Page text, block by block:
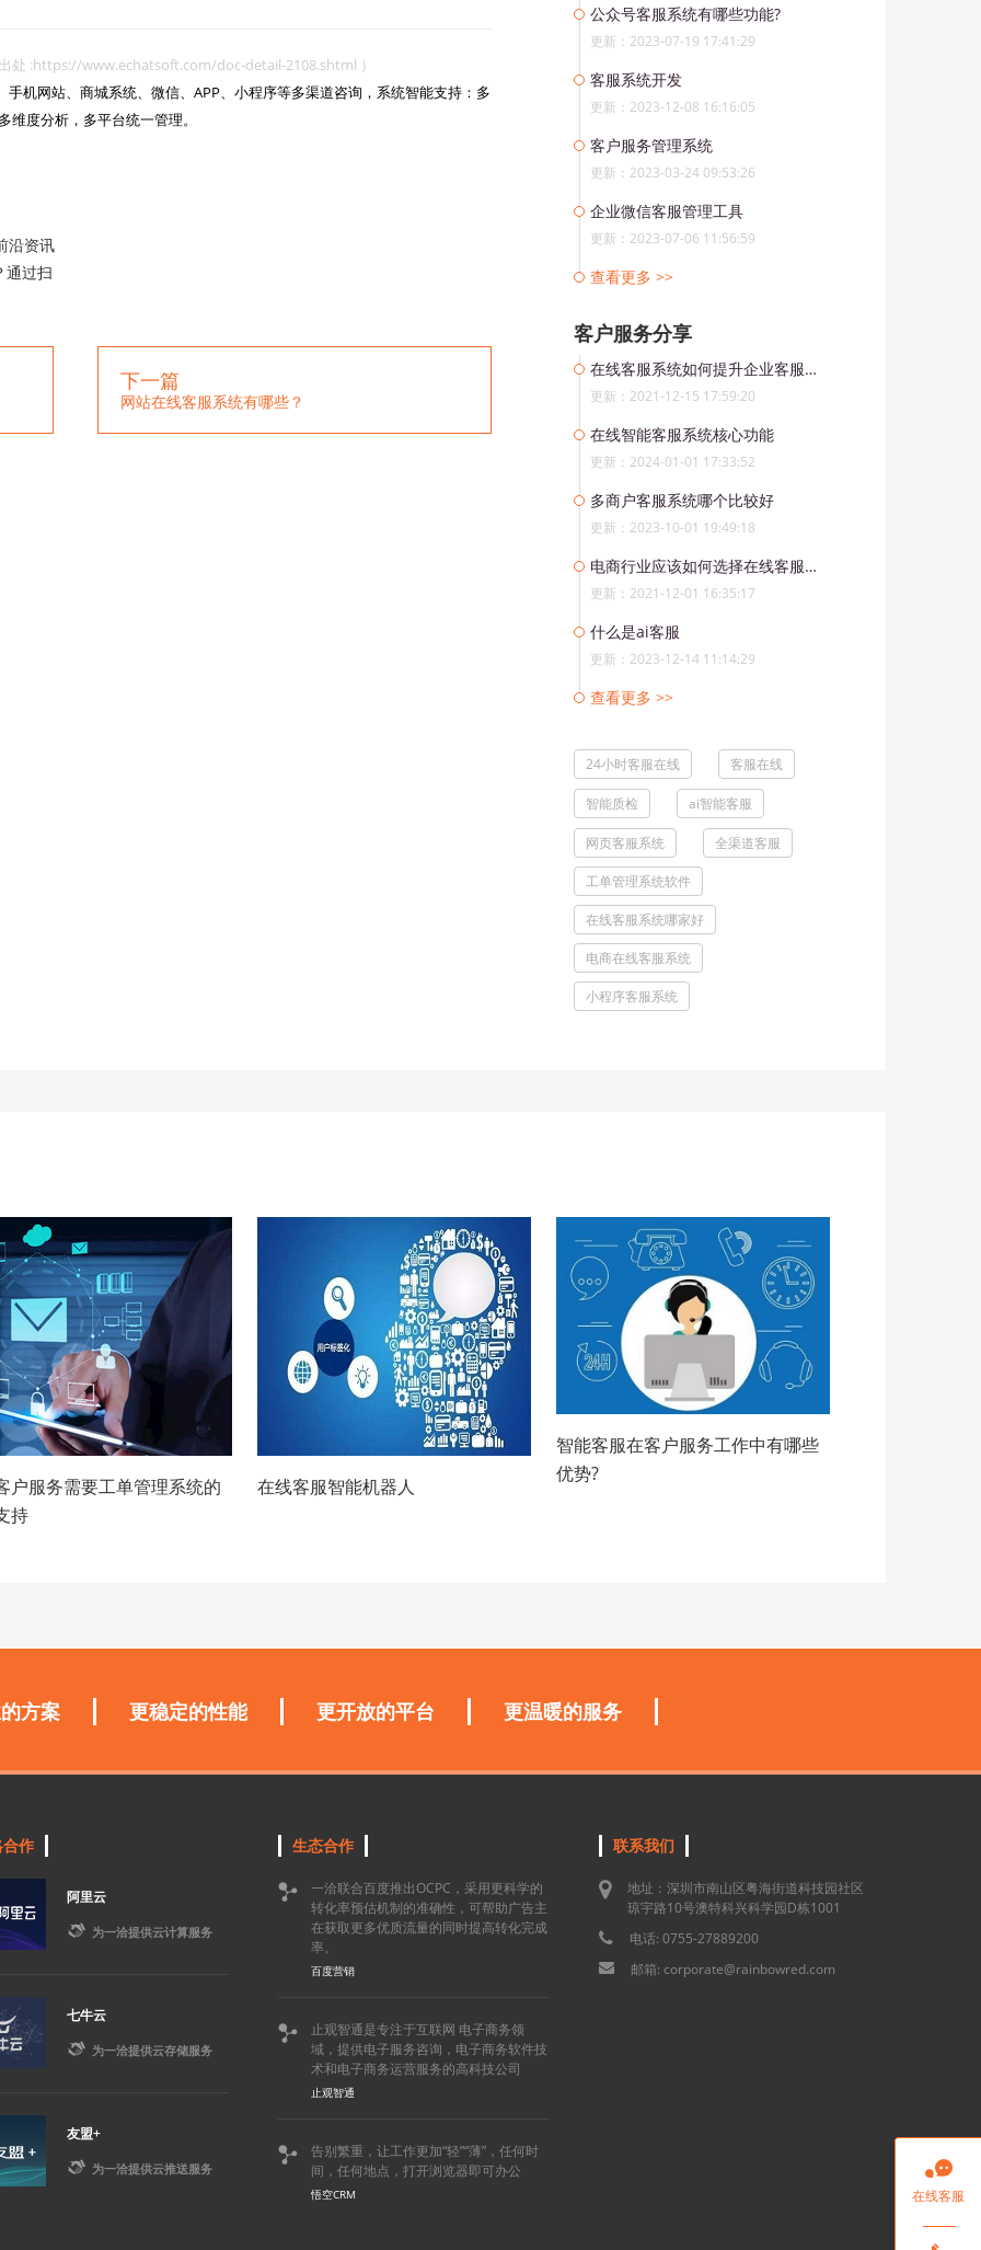
处 :https://www.echatsoft.com/doc-detail-2108.shtml ）
机网站、商城系统、微信、APP、小程序等多渠道咨询，系统智能支持：多
度分析，多平台统一管理。
沿资讯
通过扫
下一篇
网站在线客服系统有哪些？
公众号客服系统有哪些功能?
更新：2023-07-19 17:41:29
客服系统开发
更新：2023-12-08 16:16:05
客户服务管理系统
更新：2023-03-24 09:53:26
企业微信客服管理工具
更新：2023-07-06 11:56:59
查看更多 >>
客户服务分享
在线客服系统如何提升企业客服的工作效率？
更新：2021-12-15 17:59:20
在线智能客服系统核心功能
更新：2024-01-01 17:33:52
多商户客服系统哪个比较好
更新：2023-10-01 19:49:18
电商行业应该如何选择在线客服系统？
更新：2021-12-01 16:35:17
什么是ai客服
更新：2023-12-14 11:14:29
查看更多 >>
24小时客服在线 客服在线
智能质检 ai智能客服
网页客服系统 全渠道客服
工单管理系统软件
在线客服系统哪家好
电商在线客服系统
小程序客服系统
户服务需要工单管理系统的
持
在线客服智能机器人
智能客服在客户服务工作中有哪些
优势?
方案 更稳定的性能 更开放的平台 更温暖的服务
作
阿里云
 为一洽提供云计算服务
七牛云
 为一洽提供云存储服务
友盟+
 为一洽提供云推送服务
生态合作

一洽联合百度推出OCPC，采用更科学的
转化率预估机制的准确性，可帮助广告主
在获取更多优质流量的同时提高转化完成
率。
百度营销

止观智通是专注于互联网 电子商务领
域，提供电子服务咨询，电子商务软件技
术和电子商务运营服务的高科技公司
止观智通

告别繁重，让工作更加“轻”“薄”，任何时
间，任何地点，打开浏览器即可办公
悟空CRM
联系我们
地址：深圳市南山区粤海街道科技园社区
琼宇路10号澳特科兴科学园D栋1001
电话: 0755-27889200
邮箱: corporate@rainbowred.com

在线客服